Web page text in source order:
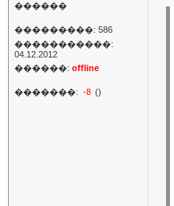
������
���������: 586
�����������:
04.12.2012
������: offline
�������: -8 ()